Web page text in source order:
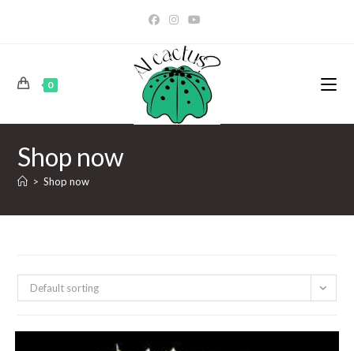
0
Shop now
> Shop now
Default sorting